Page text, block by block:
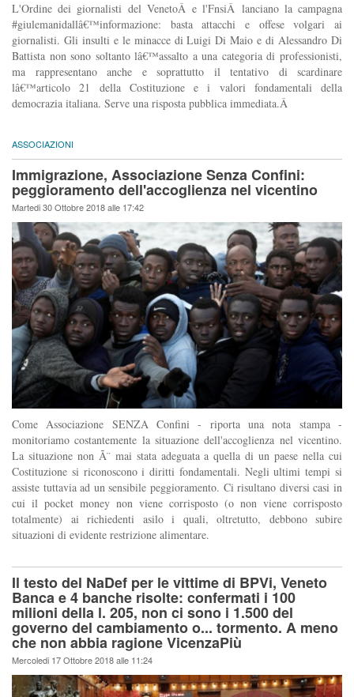
L'Ordine dei giornalisti del VenetoÂ e l'FnsiÂ lanciano la campagna
#giulemanidallâ€™informazione: basta attacchi e offese volgari ai
giornalisti. Gli insulti e le minacce di Luigi Di Maio e di Alessandro Di
Battista non sono soltanto lâ€™assalto a una categoria di professionisti,
ma rappresentano anche e soprattutto il tentativo di scardinare
lâ€™articolo 21 della Costituzione e i valori fondamentali della
democrazia italiana. Serve una risposta pubblica immediata.Â
ASSOCIAZIONI
Immigrazione, Associazione Senza Confini:
peggioramento dell'accoglienza nel vicentino
Martedi 30 Ottobre 2018 alle 17:42
Come Associazione SENZA Confini - riporta una nota stampa -
monitoriamo costantemente la situazione dell'accoglienza nel vicentino.
La situazione non Ã¨ mai stata adeguata a quella di un paese nella cui
Costituzione si riconoscono i diritti fondamentali. Negli ultimi tempi si
assiste tuttavia ad un sensibile peggioramento. Ci risultano diversi casi in
cui il pocket money non viene corrisposto (o non viene corrisposto
totalmente) ai richiedenti asilo i quali, oltretutto, debbono subire
situazioni di evidente restrizione alimentare.
Il testo del NaDef per le vittime di BPVi, Veneto
Banca e 4 banche risolte: confermati i 100
milioni della l. 205, non ci sono i 1.500 del
governo del cambiamento o... tormento. A meno
che non abbia ragione VicenzaPiù
Mercoledi 17 Ottobre 2018 alle 11:24